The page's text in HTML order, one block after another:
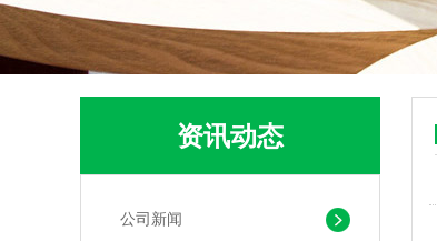
资讯动态
公司新闻
可堆肥生物降解服装手挽袋 环保购物手提袋按需定制印刷